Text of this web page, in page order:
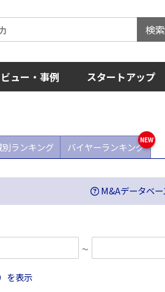
検索
ュー・事例 スタートアップ
別ランキング バイヤーランキング
M&Aデータベー
∼
を表示